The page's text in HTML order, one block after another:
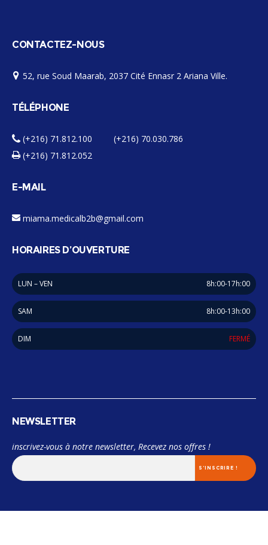
CONTACTEZ-NOUS
52, rue Soud Maarab, 2037 Cité Ennasr 2 Ariana Ville.
TÉLÉPHONE
(+216) 71.812.100 (+216) 70.030.786
(+216) 71.812.052
E-MAIL
miama.medicalb2b@gmail.com
HORAIRES D’OUVERTURE
LUN – VEN 8h:00-17h:00
SAM 8h:00-13h:00
DIM FERMÉ
NEWSLETTER
inscrivez-vous à notre newsletter, Recevez nos offres !
© 2018 Miama. TOUS LES DROITS SONT RÉSERVÉES. Designed by